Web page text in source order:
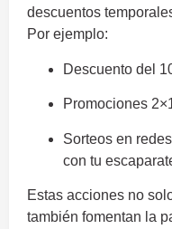
descuentos
Por ejemplo:
Descuento del
Promociones
Sorteos en
con tu
Estas acciones no
también fomentan la